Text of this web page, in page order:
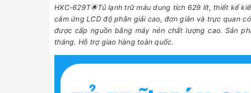
HXC-629T🌟Tủ lạnh trữ máu dung tích 629 lít, thiết kể
cảm ứng LCD độ phân giải cao, đơn giản và trực quan
được cấp nguồn bằng máy nén chất lượng cao. Sản
tháng. Hỗ trợ giao hàng toàn quốc.